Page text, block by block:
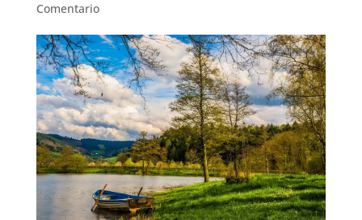
Comentario